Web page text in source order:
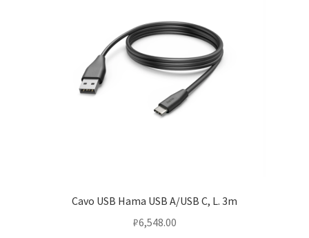
Cavo USB Hama USB A/USB C, L. 3m
₽6,548.00